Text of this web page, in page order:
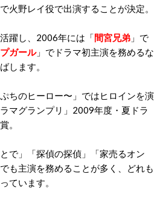
で火野レイ役で出演することが決定。
躍し、 2006年には「間宮兄弟 」で
ガール」でドラマ初主演を務めるな
します。
ちのヒーロー〜」ではヒロインを演
マグランプリ」 2009年度・夏ドラ
。
で」「探偵の探偵」「家売るオン
も主演を務めることが多く、どれも
ています。